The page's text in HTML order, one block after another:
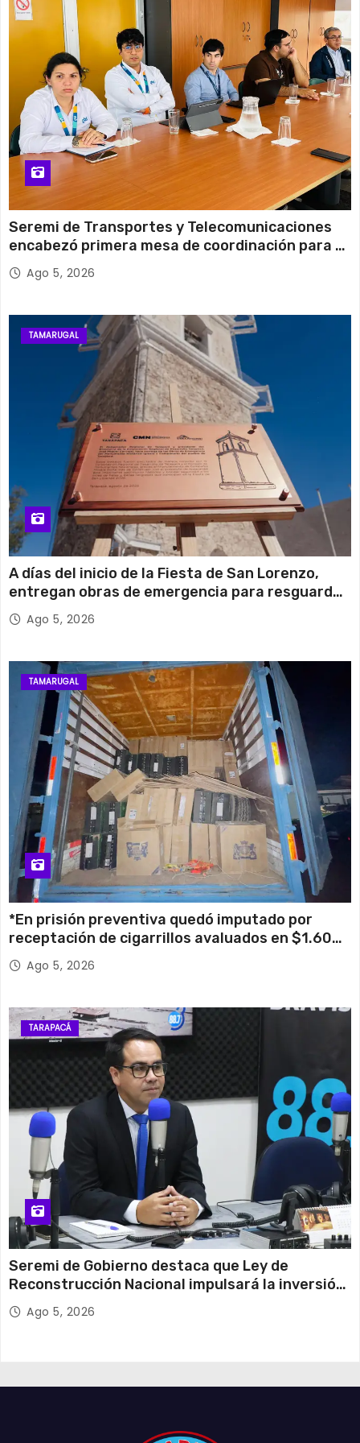
13 de agosto
Jueves
Seremi de Transportes y Telecomunicaciones
encabezó primera mesa de coordinación para el
retiro de cables en desuso en Iquique
Ago 5, 2026
TAMARUGAL
A días del inicio de la Fiesta de San Lorenzo,
entregan obras de emergencia para resguardar
su histórico campanario
Ago 5, 2026
TAMARUGAL
*En prisión preventiva quedó imputado por
receptación de cigarrillos avaluados en $1.600
millones*
Ago 5, 2026
TARAPACÁ
Seremi de Gobierno destaca que Ley de
Reconstrucción Nacional impulsará la inversión
y el empleo en Tarapacá
Ago 5, 2026